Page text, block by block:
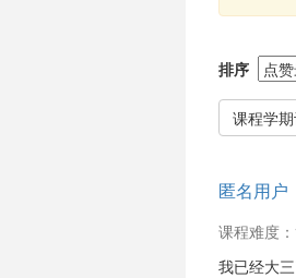
整体而言
团队给分
排序
课程学
匿名用户
课程难度
我已经大